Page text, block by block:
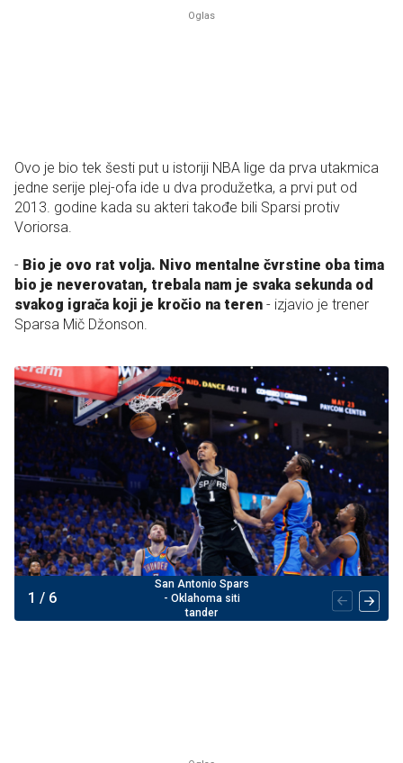
Ovo je bio tek šesti put u istoriji NBA lige da prva utakmica
jedne serije plej-ofa ide u dva produžetka, a prvi put od
2013. godine kada su akteri takođe bili Sparsi protiv
Voriorsa.
- Bio je ovo rat volja. Nivo mentalne čvrstine oba tima
bio je neverovatan, trebala nam je svaka sekunda od
svakog igrača koji je kročio na teren - izjavio je trener
Sparsa Mič Džonson.
San Antonio Spars
- Oklahoma siti
tander
1 / 6